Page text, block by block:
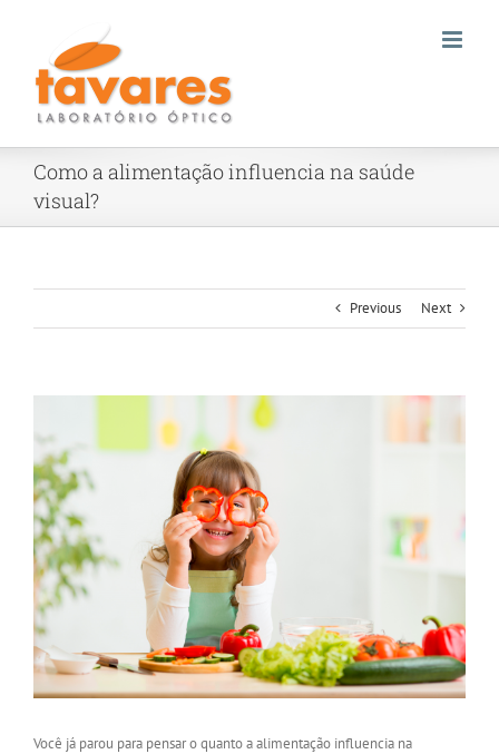
Como a alimentação influencia na saúde
visual?
Previous Next
Image
Você já parou para pensar o quanto a alimentação influencia na